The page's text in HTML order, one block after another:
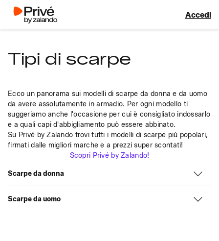
Accedi
Tipi di scarpe
Ecco un panorama sui modelli di scarpe da donna e da uomo
da avere assolutamente in armadio. Per ogni modello ti
suggeriamo anche l'occasione per cui è consigliato indossarlo
e a quali capi d'abbigliamento può essere abbinato.
Su Privé by Zalando trovi tutti i modelli di scarpe più popolari,
firmati dalle migliori marche e a prezzi super scontati!
Scopri Privé by Zalando!
Scarpe da donna
Scarpe da uomo